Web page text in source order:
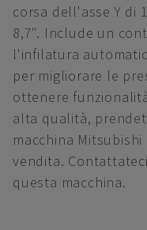
corsa dell'asse Y di
8,7". Include un
l'infilatura
per migliorare le
ottenere
alta qualità,
macchina Mitsubishi
vendita.
questa macchina.